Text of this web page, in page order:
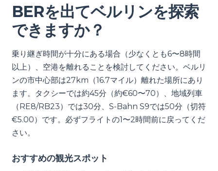
BERを出てベルリンを探索
できますか？
乗り継ぎ時間が十分にある場合（少なくとも6〜8時間
以上）、空港を離れることを検討してください。ベルリ
ンの市中心部は27km（16.7マイル）離れた場所にあり
ます。タクシーでは約45分（約€60〜70）、地域列車
（RE8/RB23）では30分、S-Bahn S9では50分（切符
€5.00）です。必ずフライトの1〜2時間前に戻ってくだ
さい。
おすすめの観光スポット